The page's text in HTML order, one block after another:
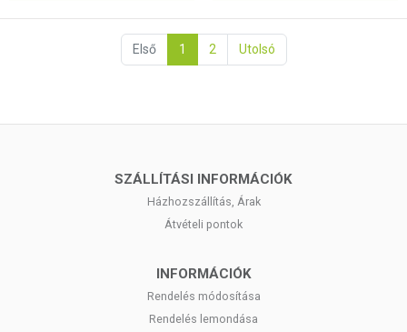
Első 1 2 Utolsó
SZÁLLÍTÁSI INFORMÁCIÓK
Házhozszállítás, Árak
Átvételi pontok
INFORMÁCIÓK
Rendelés módosítása
Rendelés lemondása